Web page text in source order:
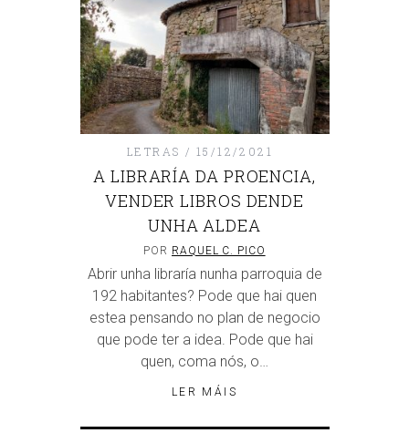
LETRAS 15/12/2021
A LIBRARÍA DA PROENCIA,
VENDER LIBROS DENDE
UNHA ALDEA
POR RAQUEL C. PICO
Abrir unha libraría nunha parroquia de
192 habitantes? Pode que hai quen
estea pensando no plan de negocio
que pode ter a idea. Pode que hai
quen, coma nós, o…
LER MÁIS